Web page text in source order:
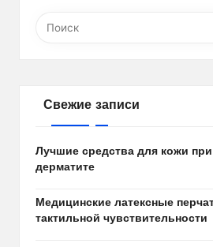
Свежие записи
Лучшие средства для кожи
дерматите
Медицинские латексные
тактильной чувствительности